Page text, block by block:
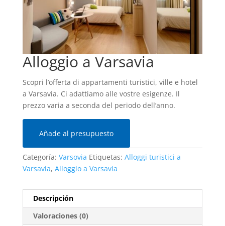
Alloggio a Varsavia
Scopri l’offerta di appartamenti turistici, ville e hotel
a Varsavia. Ci adattiamo alle vostre esigenze. Il
prezzo varia a seconda del periodo dell’anno.
Añade al presupuesto
Categoría: Varsovia Etiquetas: Alloggi turistici a
Varsavia, Alloggio a Varsavia
Descripción
Valoraciones (0)